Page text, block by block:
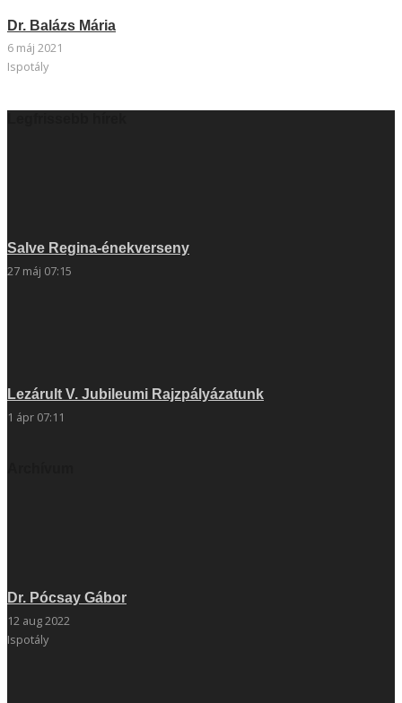
Dr. Balázs Mária
6 máj 2021
Ispotály
Salve Regina-énekverseny
27 máj 07:15
Lezárult V. Jubileumi Rajzpályázatunk
1 ápr 07:11
Dr. Pócsay Gábor
12 aug 2022
Ispotály